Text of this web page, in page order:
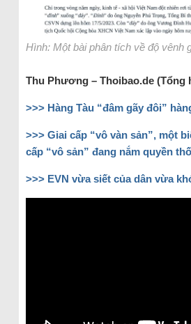
Hình: Một bài phân tích về độ vênh
Thu Phương – Thoibao.de (Tổng
>>> Hàng Tàu “đâm gãy đôi”
>>> Giai cấp “vô vàn sản”, một
cấp “vô sản” đang nắm quyền
>>> EVN vừa siết của dân vừa